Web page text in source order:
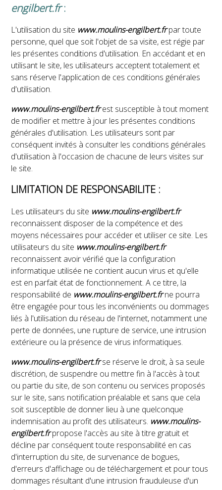
engilbert.fr:
L'utilisation du site www.moulins-engilbert.frpar toute
personne, quel que soit l'objet de sa visite, est régie par
les présentes conditions d'utilisation. En accédant et en
utilisant le site, les utilisateurs acceptent totalement et
sans réserve l'application de ces conditions générales
d'utilisation.
www.moulins-engilbert.frest susceptible à tout moment
de modifier et mettre à jour les présentes conditions
générales d'utilisation. Les utilisateurs sont par
conséquent invités à consulter les conditions générales
d'utilisation à l'occasion de chacune de leurs visites sur
le site.
LIMITATION DE RESPONSABILITE :
Les utilisateurs du site www.moulins-engilbert.fr
reconnaissent disposer de la compétence et des
moyens nécessaires pour accéder et utiliser ce site. Les
utilisateurs du site www.moulins-engilbert.fr
reconnaissent avoir vérifié que la configuration
informatique utilisée ne contient aucun virus et qu'elle
est en parfait état de fonctionnement. A ce titre, la
responsabilité de www.moulins-engilbert.frne pourra
être engagée pour tous les inconvénients ou dommages
liés à l'utilisation du réseau de l'internet, notamment une
perte de données, une rupture de service, une intrusion
extérieure ou la présence de virus informatiques.
www.moulins-engilbert.frse réserve le droit, à sa seule
discrétion, de suspendre ou mettre fin à l'accès à tout
ou partie du site, de son contenu ou services proposés
sur le site, sans notification préalable et sans que cela
soit susceptible de donner lieu à une quelconque
indemnisation au profit des utilisateurs. www.moulins-
engilbert.frpropose l'accès au site à titre gratuit et
décline par conséquent toute responsabilité en cas
d'interruption du site, de survenance de bogues,
d'erreurs d'affichage ou de téléchargement et pour tous
dommages résultant d'une intrusion frauduleuse d'un